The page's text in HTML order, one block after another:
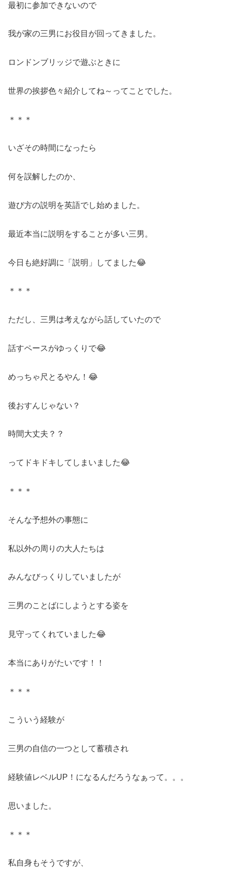
最初に参加できないので
我が家の三男にお役目が回ってきました。
ロンドンブリッジで遊ぶときに
世界の挨拶色々紹介してね～ってことでした。
＊＊＊
いざその時間になったら
何を誤解したのか、
遊び方の説明を英語でし始めました。
最近本当に説明をすることが多い三男。
今日も絶好調に「説明」してました😂
＊＊＊
ただし、三男は考えながら話していたので
話すペースがゆっくりで😂
めっちゃ尺とるやん！😂
後おすんじゃない？
時間大丈夫？？
ってドキドキしてしまいました😂
＊＊＊
そんな予想外の事態に
私以外の周りの大人たちは
みんなびっくりしていましたが
三男のことばにしようとする姿を
見守ってくれていました😂
本当にありがたいです！！
＊＊＊
こういう経験が
三男の自信の一つとして蓄積され
経験値レベルUP！になるんだろうなぁって。。。
思いました。
＊＊＊
私自身もそうですが、